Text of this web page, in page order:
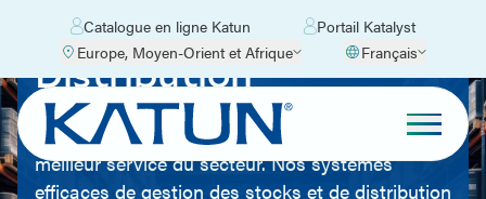
Catalogue en ligne Katun
Portail Katalyst
Europe, Moyen-Orient et Afrique
Français
Distribution
L'objectif de Katun en matière de distribution et
de logistique est de fournir à ses clients le
meilleur service du secteur. Nos systèmes
efficaces de gestion des stocks et de distribution